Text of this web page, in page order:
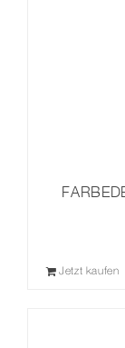
Jetzt kaufen